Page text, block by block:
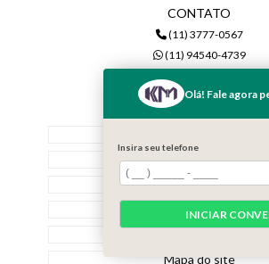
CONTATO
(11) 3777-0567
(11) 94540-4739
Quem Somos
Serviços
Contato
Mapa do site
Olá! Fale agora
Insira seu telefone
INICIAR